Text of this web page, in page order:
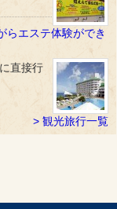
らエステ体験ができ
直接行
観光旅行一覧